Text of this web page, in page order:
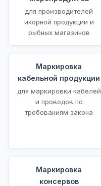
для производителей
икорной продукции и
рыбных магазинов
Маркировка
кабельной продукции
для маркировки кабелей
и проводов по
требованиям закона
Маркировка
консервов